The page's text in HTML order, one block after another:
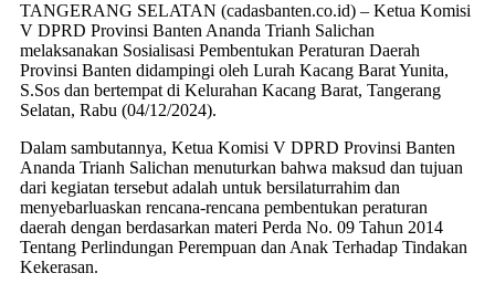
TANGERANG SELATAN (cadasbanten.co.id) – Ketua Komisi
V DPRD Provinsi Banten Ananda Trianh Salichan
melaksanakan Sosialisasi Pembentukan Peraturan Daerah
Provinsi Banten didampingi oleh Lurah Kacang Barat Yunita,
S.Sos dan bertempat di Kelurahan Kacang Barat, Tangerang
Selatan, Rabu (04/12/2024).
Dalam sambutannya, Ketua Komisi V DPRD Provinsi Banten
Ananda Trianh Salichan menuturkan bahwa maksud dan tujuan
dari kegiatan tersebut adalah untuk bersilaturrahim dan
menyebarluaskan rencana-rencana pembentukan peraturan
daerah dengan berdasarkan materi Perda No. 09 Tahun 2014
Tentang Perlindungan Perempuan dan Anak Terhadap Tindakan
Kekerasan.